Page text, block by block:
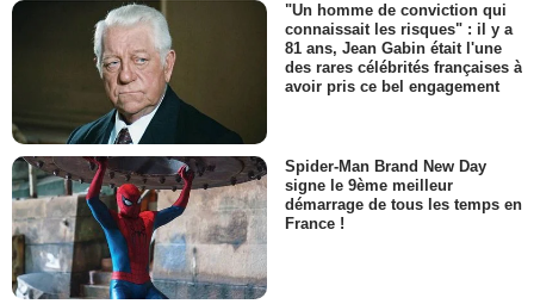
"Un homme de conviction qui
connaissait les risques" : il y a
81 ans, Jean Gabin était l'une
des rares célébrités françaises à
avoir pris ce bel engagement
Spider-Man Brand New Day
signe le 9ème meilleur
démarrage de tous les temps en
France !